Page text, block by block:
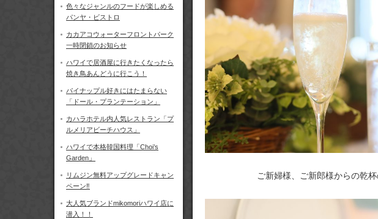
色々なジャンルのフードが楽しめる
パンヤ・ビストロ
カカアコウォーターフロントパーク
一時閉鎖のお知らせ
ハワイで居酒屋に行きたくなったら
焼き鳥あんどうに行こう！
パイナップル好きにはたまらない
「ドール・プランテーション」
カハラホテル内人気レストラン「プ
ルメリアビーチハウス」
ハワイで本格韓国料理「Choi’s
Garden」
リムジン無料アップグレードキャン
ペーン‼
大人気ブランドmikomoriハワイ店に
潜入！！
ご新婦様、ご新郎様からの乾